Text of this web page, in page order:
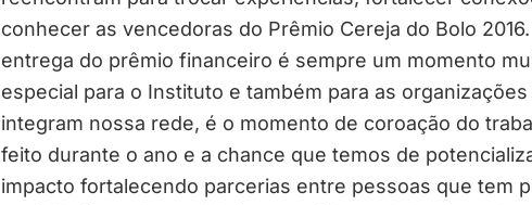
conhecer as vencedoras do Prêmio Cereja do Bolo 2016.
entrega do prêmio financeiro é sempre um momento
especial para o Instituto e também para as organizações
integram nossa rede, é o momento de coroação do
feito durante o ano e a chance que temos de
impacto fortalecendo parcerias entre pessoas que tem